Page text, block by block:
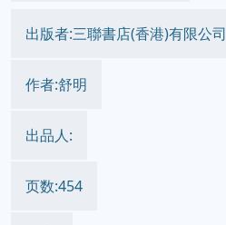
出版者:三聯書店(香港)有限公司
作者:舒明
出品人:
页数:454